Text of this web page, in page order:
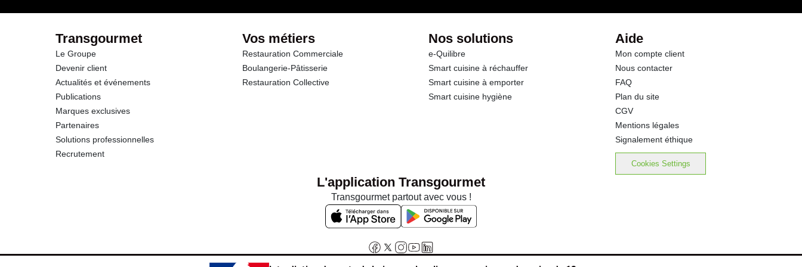
Transgourmet
Le Groupe
Devenir client
Actualités et événements
Publications
Marques exclusives
Partenaires
Solutions professionnelles
Recrutement
Vos métiers
Restauration Commerciale
Boulangerie-Pâtisserie
Restauration Collective
Nos solutions
e-Quilibre
Smart cuisine à réchauffer
Smart cuisine à emporter
Smart cuisine hygiène
Aide
Mon compte client
Nous contacter
FAQ
Plan du site
CGV
Mentions légales
Signalement éthique
Cookies Settings
L'application Transgourmet
Transgourmet partout avec vous !